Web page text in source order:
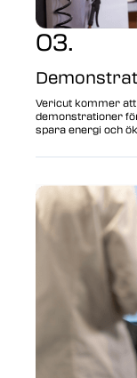
03.
Vericut kommer
demonstrationer
spara energi och